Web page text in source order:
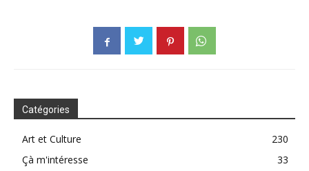
Catégories
Art et Culture
230
Çà m'intéresse
33